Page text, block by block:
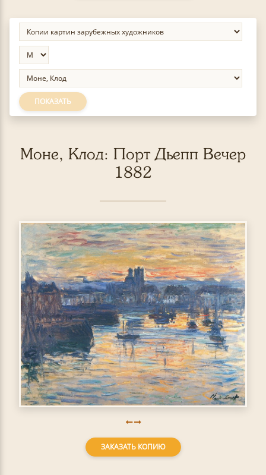
ПОКАЗАТЬ
Моне, Клод: Порт Дьепп Вечер
1882
ЗАКАЗАТЬ КОПИЮ